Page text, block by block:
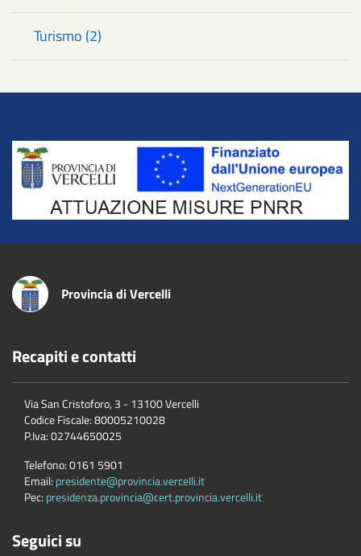
Turismo (2)
Title
Provincia di Vercelli
Recapiti e contatti
Via San Cristoforo, 3 - 13100 Vercelli
Codice Fiscale:80005210028
P.Iva:02744650025
Telefono:0161 5901
Email: presidente@provincia.vercelli.it
Pec: presidenza.provincia@cert.provincia.vercelli.it
Seguici su